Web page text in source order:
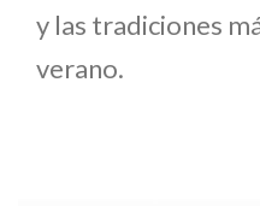
y las tradiciones
verano.